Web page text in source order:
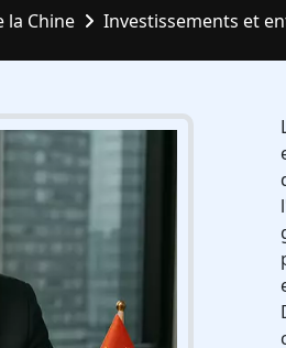
la Chine Investissements et